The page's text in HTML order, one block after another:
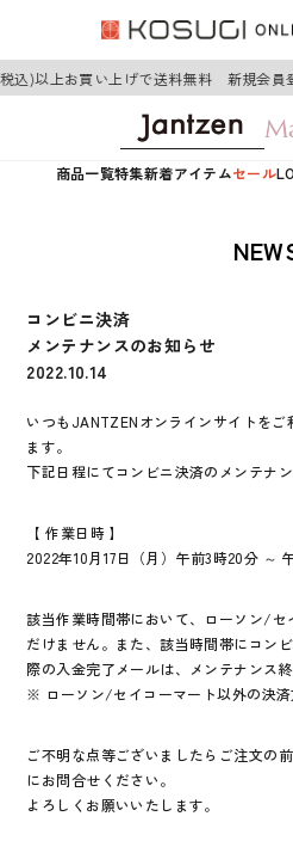
込)以上お買い上げで送料無料 新規会員
商品一覧特集新着アイテムセール
コンビニ決済
メンテナンスのお知らせ
2022.10.14
いつもJANTZENオンラインサイトをご
ます。
下記日程にてコンビニ決済のメンテナ
【 作業日時 】
2022年10月17日（月）午前3時20分 ～
該当作業時間帯において、ローソン/セ
だけません。また、該当時間帯にコン
際の入金完了メールは、メンテナンス
※ ローソン/セイコーマート以外の決済
ご不明な点等ございましたらご注文の
にお問合せください。
よろしくお願いいたします。